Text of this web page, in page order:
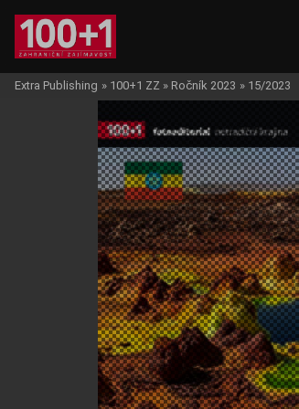
Extra Publishing » 100+1 ZZ » Ročník 2023 » 15/2023